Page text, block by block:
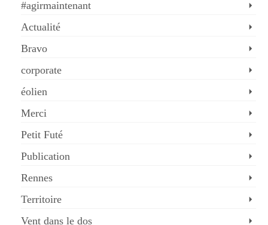
#agirmaintenant
Actualité
Bravo
corporate
éolien
Merci
Petit Futé
Publication
Rennes
Territoire
Vent dans le dos